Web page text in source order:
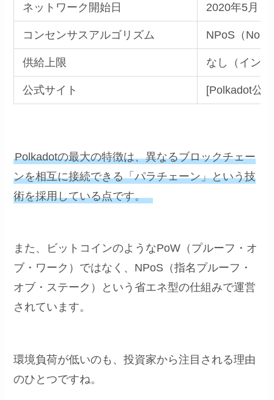
ネットワーク開始日 2020年5月
コンセンサスアルゴリズム NPoS（
供給上限 なし（イン
公式サイト [Polkadot公
Polkadotの最大の特徴は、異なるブロックチェー
ンを相互に接続できる「パラチェーン」という技
術を採用している点です。
また、ビットコインのようなPoW（プルーフ・オ
ブ・ワーク）ではなく、NPoS（指名プルーフ・
オブ・ステーク）という省エネ型の仕組みで運営
されています。
環境負荷が低いのも、投資家から注目される理由
のひとつですね。